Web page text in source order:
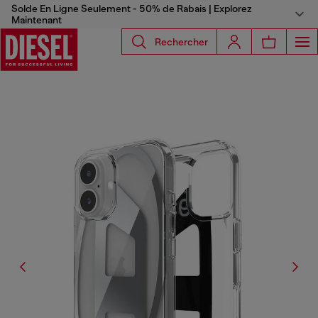
Solde En Ligne Seulement - 50% de Rabais | Explorez
Maintenant
Rechercher